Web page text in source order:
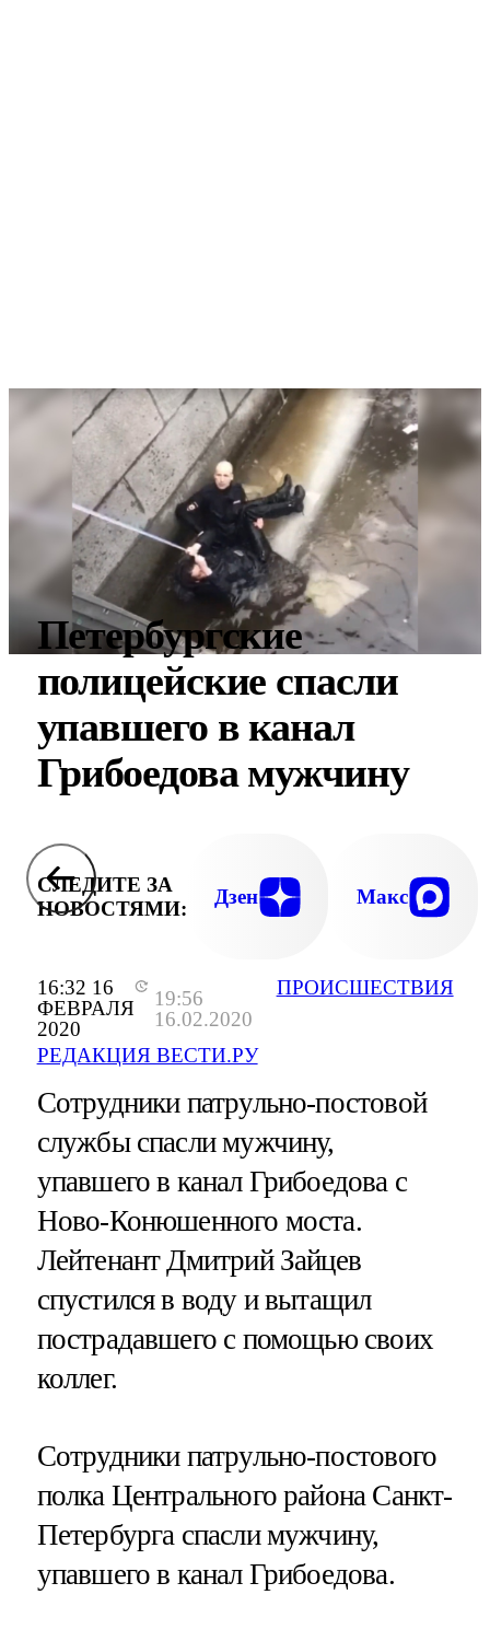
16:32 16
ФЕВРАЛЯ
2020
19:56
16.02.2020
РЕДАКЦИЯ ВЕСТИ.РУ
ПРОИСШЕСТВИЯ
Петербургские
полицейские спасли
упавшего в канал
Грибоедова мужчину
СЛЕДИТЕ ЗА
НОВОСТЯМИ:
Дзен Макс
Сотрудники патрульно-постовой
службы спасли мужчину,
упавшего в канал Грибоедова с
Ново-Конюшенного моста.
Лейтенант Дмитрий Зайцев
спустился в воду и вытащил
пострадавшего с помощью своих
коллег.
Сотрудники патрульно-постового
полка Центрального района Санкт-
Петербурга спасли мужчину,
упавшего в канал Грибоедова.